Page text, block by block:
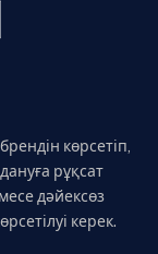
көрсетіп,
рұқсат
дәйексөз
керек.